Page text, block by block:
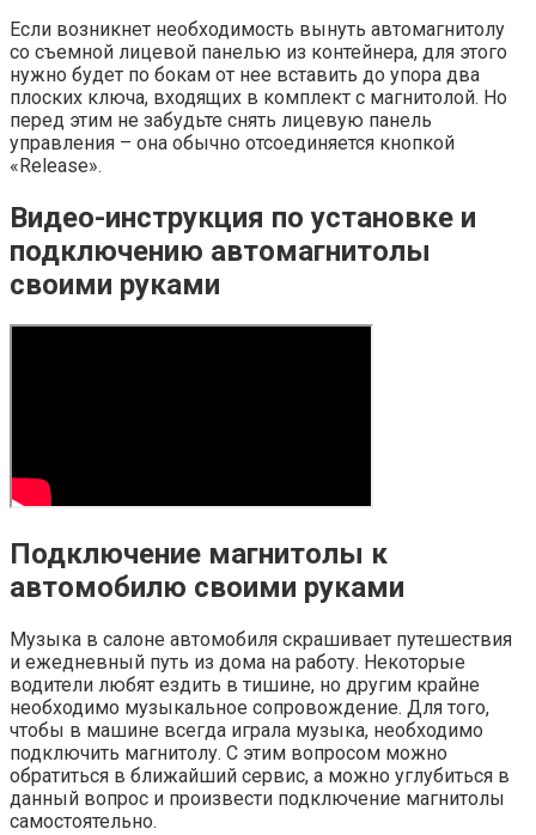
Если возникнет необходимость вынуть автомагнитолу
со съемной лицевой панелью из контейнера, для этого
нужно будет по бокам от нее вставить до упора два
плоских ключа, входящих в комплект с магнитолой. Но
перед этим не забудьте снять лицевую панель
управления – она обычно отсоединяется кнопкой
«Release».
Видео-инструкция по установке и
подключению автомагнитолы
своими руками
Подключение магнитолы к
автомобилю своими руками
Музыка в салоне автомобиля скрашивает путешествия
и ежедневный путь из дома на работу. Некоторые
водители любят ездить в тишине, но другим крайне
необходимо музыкальное сопровождение. Для того,
чтобы в машине всегда играла музыка, необходимо
подключить магнитолу. С этим вопросом можно
обратиться в ближайший сервис, а можно углубиться в
данный вопрос и произвести подключение магнитолы
самостоятельно.